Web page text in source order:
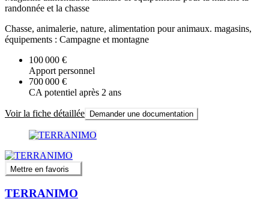
randonnée et la chasse
Chasse, animalerie, nature, alimentation pour animaux. magasins,
équipements : Campagne et montagne
100 000 €
Apport personnel
700 000 €
CA potentiel après 2 ans
Voir la fiche détaillée Demander une documentation
Mettre en favoris
TERRANIMO